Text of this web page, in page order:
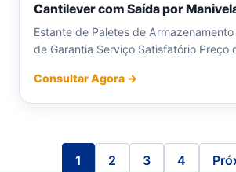
Cantilever com Saída por
Estante de Paletes de
de Garantia Serviço Satisfatório Preço
Consultar Agora →
1 2 3 4